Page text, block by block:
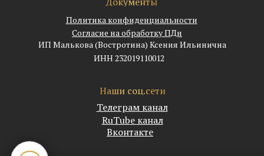
ИП Малькова (Востротина) Ксения Ильинична
ИНН 232019110012
Политика конфиденциальности
RuTube канал
Наши соц.сети
Телеграм канал
Вконтакте
Согласие на обработку ПДн